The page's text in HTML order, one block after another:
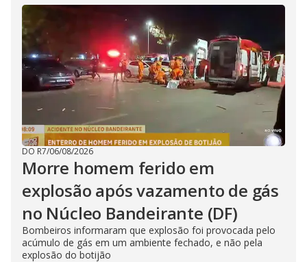
DO R7/06/08/2026
Morre homem ferido em
explosão após vazamento de gás
no Núcleo Bandeirante (DF)
Bombeiros informaram que explosão foi provocada pelo
acúmulo de gás em um ambiente fechado, e não pela
explosão do botijão